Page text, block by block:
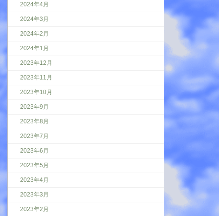
2024年4月
2024年3月
2024年2月
2024年1月
2023年12月
2023年11月
2023年10月
2023年9月
2023年8月
2023年7月
2023年6月
2023年5月
2023年4月
2023年3月
2023年2月